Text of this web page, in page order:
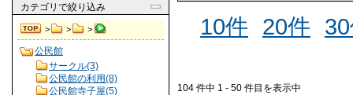
カテゴリ で絞り込み
> > >
公民館
サークル(3)
公民館の利用(8)
公民館寺子屋(5)
10件
20件
104 件中 1 - 50 件目を表示中